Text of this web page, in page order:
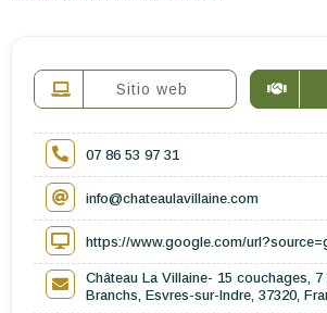
Sitio web
07 86 53 97 31
info@chateaulavillaine.com
https://www.google.com/
Château La Villaine- 15 couchages,
Branchs, Esvres-sur-Indre, 37320,